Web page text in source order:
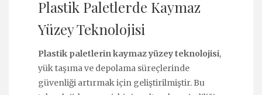
Plastik Paletlerde Kaymaz
Yüzey Teknolojisi
Plastik paletlerin kaymaz yüzey teknolojisi,
yük taşıma ve depolama süreçlerinde
güvenliği artırmak için geliştirilmiştir. Bu